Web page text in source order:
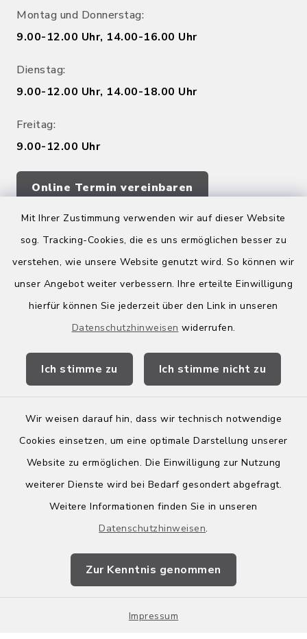
Mit Ihrer Zustimmung verwenden wir auf dieser Website
sog. Tracking-Cookies, die es uns ermöglichen besser zu
verstehen, wie unsere Website genutzt wird. So können wir
unser Angebot weiter verbessern. Ihre erteilte Einwilligung
hierfür können Sie jederzeit über den Link in unseren
Datenschutzhinweisen widerrufen.
Ich stimme zu Ich stimme nicht zu
Wir weisen darauf hin, dass wir technisch notwendige
Cookies einsetzen, um eine optimale Darstellung unserer
Website zu ermöglichen. Die Einwilligung zur Nutzung
weiterer Dienste wird bei Bedarf gesondert abgefragt.
Weitere Informationen finden Sie in unseren
Datenschutzhinweisen.
Zur Kenntnis genommen
Impressum
Montag und Donnerstag:
9.00-12.00 Uhr, 14.00-16.00 Uhr
Dienstag:
9.00-12.00 Uhr, 14.00-18.00 Uhr
Freitag:
9.00-12.00 Uhr
Online Termin vereinbaren
Quicklinks
Kreis Bergstraße
Wirtschaftsregion Bergstraße
Kontakt
Leichte Sprache
Impressum
Sitemap